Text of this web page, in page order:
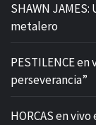
SHAWN
metalero
PESTILENCE
perseverancia”
HORCAS en